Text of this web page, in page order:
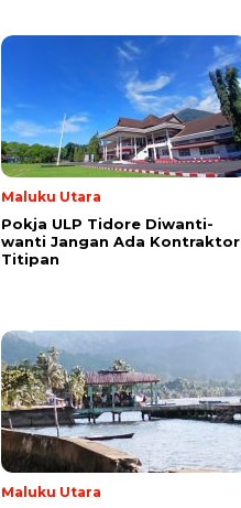
Maluku Utara
Pokja ULP Tidore Diwanti-
wanti Jangan Ada Kontraktor
Titipan
Maluku Utara